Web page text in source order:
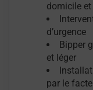
domicile
d’urgence
Bipper
et léger
par le